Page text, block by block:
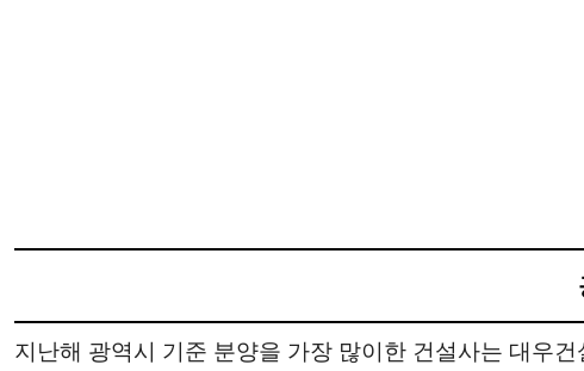
지난해 광역시 기준 분양을 가장 많이한 건설사는 대우